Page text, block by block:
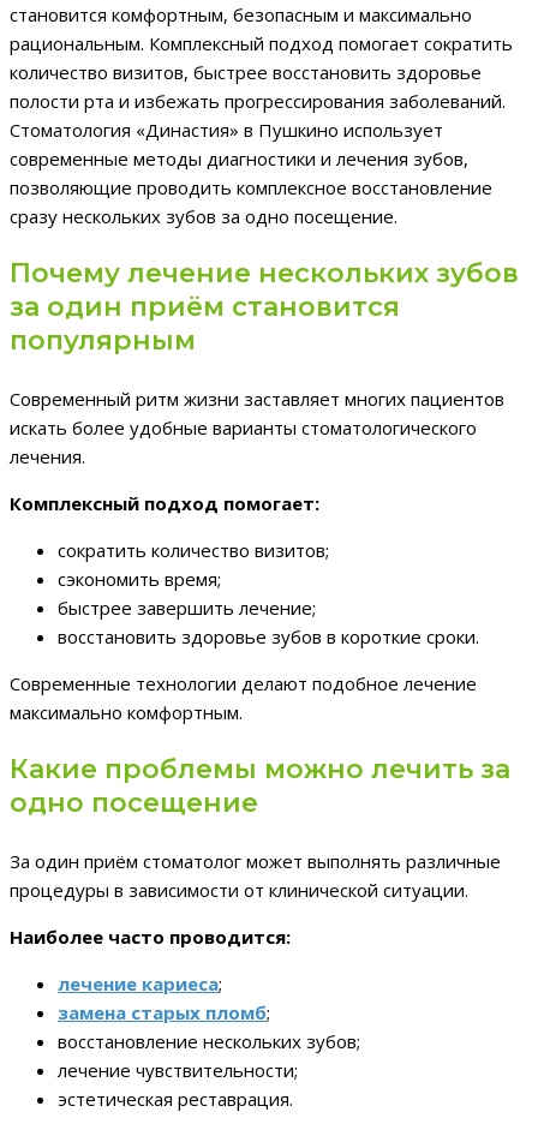
становится комфортным, безопасным и максимально
рациональным. Комплексный подход помогает сократить
количество визитов, быстрее восстановить здоровье
полости рта и избежать прогрессирования заболеваний.
Стоматология «Династия» в Пушкино использует
современные методы диагностики и лечения зубов,
позволяющие проводить комплексное восстановление
сразу нескольких зубов за одно посещение.
Почему лечение нескольких зубов
за один приём становится
популярным
Современный ритм жизни заставляет многих пациентов
искать более удобные варианты стоматологического
лечения.
Комплексный подход помогает:
сократить количество визитов;
сэкономить время;
быстрее завершить лечение;
восстановить здоровье зубов в короткие сроки.
Современные технологии делают подобное лечение
максимально комфортным.
Какие проблемы можно лечить за
одно посещение
За один приём стоматолог может выполнять различные
процедуры в зависимости от клинической ситуации.
Наиболее часто проводится:
лечение кариеса;
замена старых пломб;
восстановление нескольких зубов;
лечение чувствительности;
эстетическая реставрация.